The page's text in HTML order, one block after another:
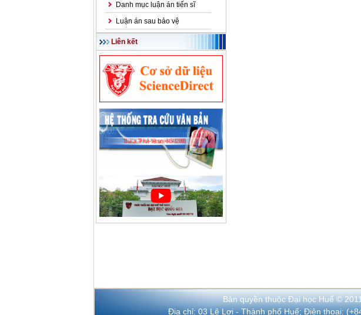
Danh mục luận án tiến sĩ
Luận án sau bảo vệ
Liên kết
Bản quyền thuộc Đại học Huế ©
Địa chỉ: 03 Lê Lợi - Thành phố Huế; Điện thoại: